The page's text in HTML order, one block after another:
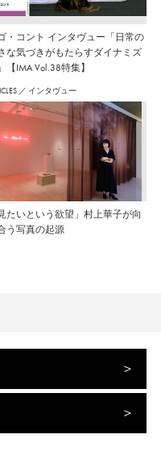
・コント インタヴュー「日常の
な気づきがもたらすダイナミズ
【IMA Vol.38特集】
／ インタヴュー
たいという欲望」村上華子が向
う写真の起源